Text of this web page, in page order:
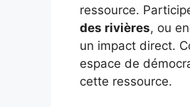
ressource.
des rivières, ou
un impact direct.
espace de
cette ressource.